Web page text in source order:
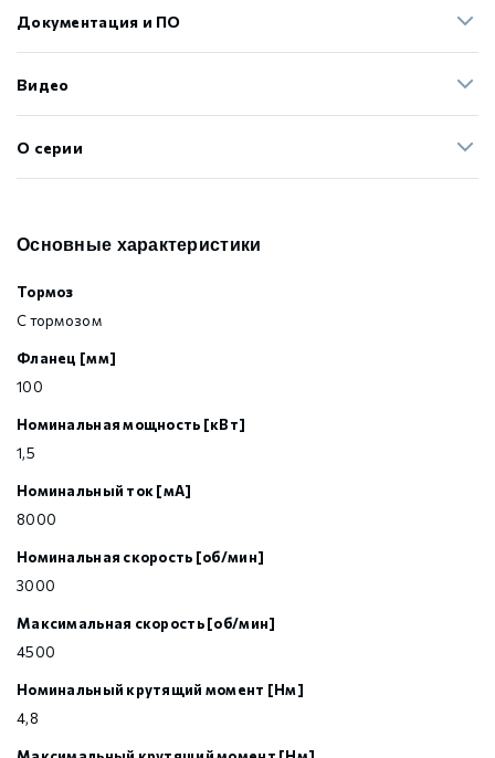
Документация и ПО
Видео
О серии
Основные характеристики
Тормоз
С тормозом
Фланец [мм]
100
Номинальная мощность [кВт]
1,5
Номинальный ток [мА]
8000
Номинальная скорость [об/мин]
3000
Максимальная скорость [об/мин]
4500
Номинальный крутящий момент [Нм]
4,8